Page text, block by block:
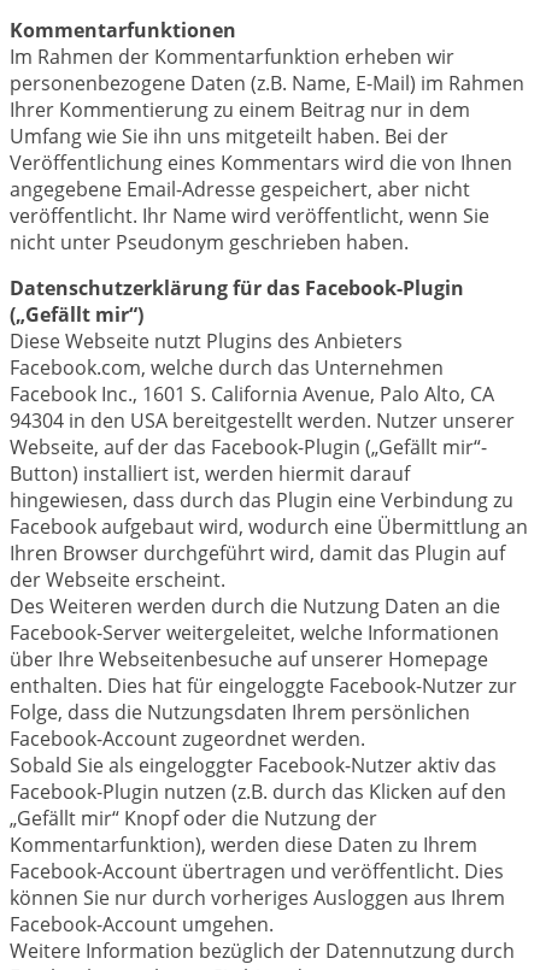
Kommentarfunktionen
Im Rahmen der Kommentarfunktion erheben wir
personenbezogene Daten (z.B. Name, E-Mail) im Rahmen
Ihrer Kommentierung zu einem Beitrag nur in dem
Umfang wie Sie ihn uns mitgeteilt haben. Bei der
Veröffentlichung eines Kommentars wird die von Ihnen
angegebene Email-Adresse gespeichert, aber nicht
veröffentlicht. Ihr Name wird veröffentlicht, wenn Sie
nicht unter Pseudonym geschrieben haben.
Datenschutzerklärung für das Facebook-Plugin
(„Gefällt mir“)
Diese Webseite nutzt Plugins des Anbieters
Facebook.com, welche durch das Unternehmen
Facebook Inc., 1601 S. California Avenue, Palo Alto, CA
94304 in den USA bereitgestellt werden. Nutzer unserer
Webseite, auf der das Facebook-Plugin („Gefällt mir“-
Button) installiert ist, werden hiermit darauf
hingewiesen, dass durch das Plugin eine Verbindung zu
Facebook aufgebaut wird, wodurch eine Übermittlung an
Ihren Browser durchgeführt wird, damit das Plugin auf
der Webseite erscheint.
Des Weiteren werden durch die Nutzung Daten an die
Facebook-Server weitergeleitet, welche Informationen
über Ihre Webseitenbesuche auf unserer Homepage
enthalten. Dies hat für eingeloggte Facebook-Nutzer zur
Folge, dass die Nutzungsdaten Ihrem persönlichen
Facebook-Account zugeordnet werden.
Sobald Sie als eingeloggter Facebook-Nutzer aktiv das
Facebook-Plugin nutzen (z.B. durch das Klicken auf den
„Gefällt mir“ Knopf oder die Nutzung der
Kommentarfunktion), werden diese Daten zu Ihrem
Facebook-Account übertragen und veröffentlicht. Dies
können Sie nur durch vorheriges Ausloggen aus Ihrem
Facebook-Account umgehen.
Weitere Information bezüglich der Datennutzung durch